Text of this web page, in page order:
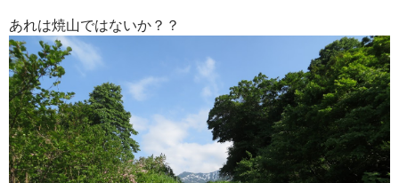
あれは焼山ではないか？？